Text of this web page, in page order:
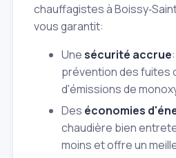
chauffagistes à
vous garantit:
Unesécurité accrue
prévention des fuites
d'émissions de
Des économies
chaudière bien
moins et offre un